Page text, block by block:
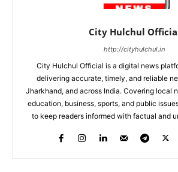
City Hulchul
http://cityhulchul.in
City Hulchul Official is a digital news
delivering accurate, timely, and reliable
Jharkhand, and across India. Covering local
education, business, sports, and public
to keep readers informed with factual and